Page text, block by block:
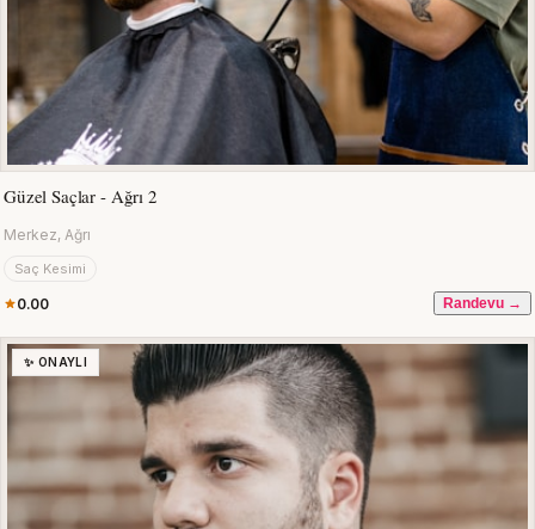
Güzel Saçlar - Ağrı 2
Merkez, Ağrı
Saç Kesimi
0.00 Randevu →
✨ ONAYLI